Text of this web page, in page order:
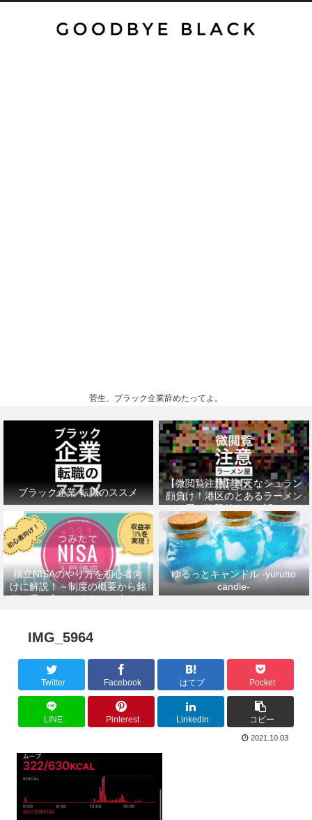
菅生、ブラック企業辞めたってよ。
ブラック企業 転職のススメ
【微閲覧注意】きたなシュラン
顔負け！港区のとあるラーメン
屋が衝撃的すぎた話。
積立NISAのやり方を初心者向
けに解説！～制度の概要から銘
柄の選び方、おすすめの本まで
ゆるっとキャンドル -yurutto
candle-
IMG_5964
Twitter Facebook はてブ Pocket
LINE Pinterest LinkedIn コピー
2021.10.03